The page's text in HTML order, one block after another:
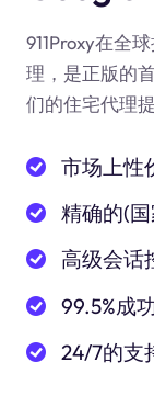
911Proxy在全
理，是正版的
们的住宅代理
市场上性
精确的(
高级会话
99.5%成
24/7的支